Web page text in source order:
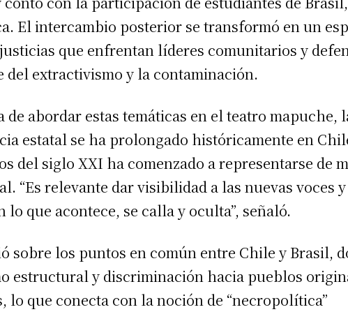
El intercambio posterior se transformó en un
que enfrentan líderes comunitarios y
del extractivismo y la contaminación.
abordar estas temáticas en el teatro mapuche,
estatal se ha prolongado históricamente en
del siglo XXI ha comenzado a representarse de
“Es relevante dar visibilidad a las nuevas voces y
que acontece, se calla y oculta”, señaló.
sobre los puntos en común entre Chile y Brasil,
estructural y discriminación hacia pueblos
lo que conecta con la noción de “necropolítica”